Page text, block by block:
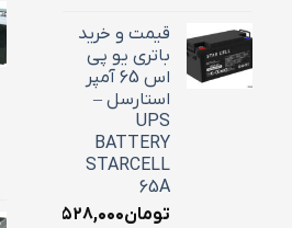
قیمت و خرید
باتری یو پی
اس 65 آمپر
استارسل –
UPS
BATTERY
STARCELL
65A
تومان۲۲,۵۲۸,۰۰۰